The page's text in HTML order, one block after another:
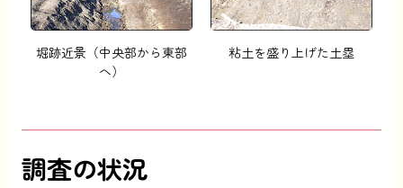
堀跡近景（中央部から東部
へ）
粘土を盛り上げた土塁
調査の状況